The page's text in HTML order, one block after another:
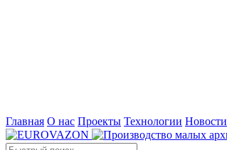
Главная О нас Проекты Технологии Новости